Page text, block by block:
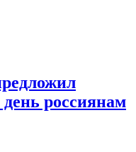
россиянам